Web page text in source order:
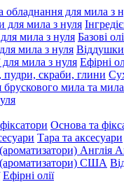
Базові
Ефірні
Основа та
Тара та аксесуари
Ефірні олії